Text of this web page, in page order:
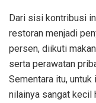
Dari sisi kontribusi
restoran menjadi
persen, diikuti
serta perawatan
Sementara itu,
nilainya sangat kecil